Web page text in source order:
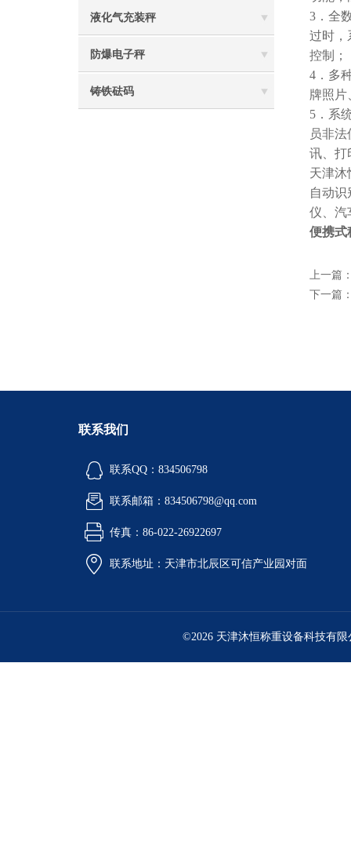
液化气充装秤
防爆电子秤
铸铁砝码
3．全
过时，
控制；
4．多
牌照片
5．系
员非
讯、打
天津沐
自动
仪、汽
便携式
上一篇
下一篇
联系我们
联系QQ：834506798
联系邮箱：834506798@qq.com
传真：86-022-26922697
联系地址：天津市北辰区可信产业园对面
©2026 天津沐恒称重设备科技有